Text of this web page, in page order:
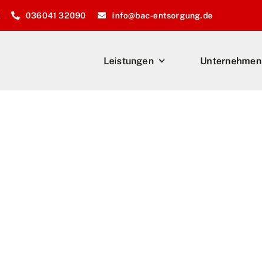
036041 32090 info@bac-entsorgung.de
Leistungen Unternehmen